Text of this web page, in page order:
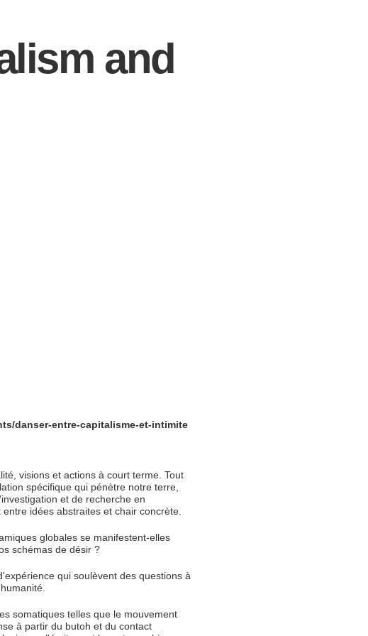
and
danser-entre-capitalisme-et-intimite
visions et actions à court terme. Tout
spécifique qui pénètre notre terre,
et de recherche en
idées abstraites et chair concrète.
globales se manifestent-elles
schémas de désir ?
qui soulèvent des questions à
somatiques telles que le mouvement
à partir du butoh et du contact